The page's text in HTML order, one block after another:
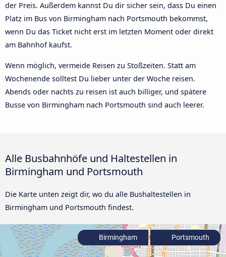
der Preis. Außerdem kannst Du dir sicher sein, dass Du einen
Platz im Bus von Birmingham nach Portsmouth bekommst,
wenn Du das Ticket nicht erst im letzten Moment oder direkt
am Bahnhof kaufst.
Wenn möglich, vermeide Reisen zu Stoßzeiten. Statt am
Wochenende solltest Du lieber unter der Woche reisen.
Abends oder nachts zu reisen ist auch billiger, und spätere
Busse von Birmingham nach Portsmouth sind auch leerer.
Alle Busbahnhöfe und Haltestellen in
Birmingham und Portsmouth
Die Karte unten zeigt dir, wo du alle Bushaltestellen in
Birmingham und Portsmouth findest.
Birmingham Portsmouth